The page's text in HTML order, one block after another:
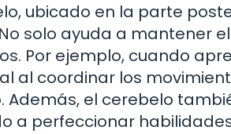
ubicado en la parte
solo ayuda a mantener
Por ejemplo, cuando
al coordinar los
Además, el cerebelo
a perfeccionar